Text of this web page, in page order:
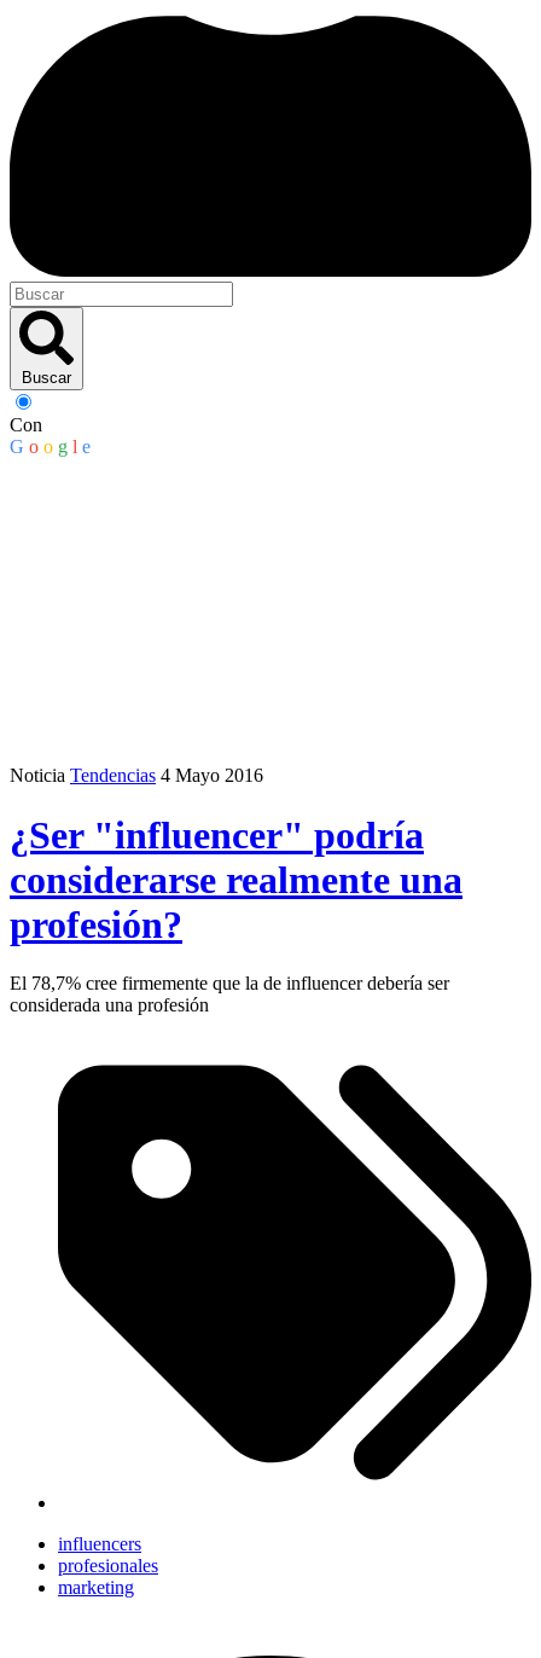
Buscar
Con
G o o g l e
Noticia Tendencias 4 Mayo 2016
¿Ser "influencer" podría
considerarse realmente una
profesión?
El 78,7% cree firmemente que la de influencer debería ser
considerada una profesión
influencers
profesionales
marketing